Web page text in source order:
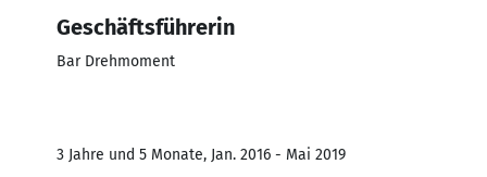
Geschäftsführerin
Bar Drehmoment
3 Jahre und 5 Monate, Jan. 2016 - Mai 2019